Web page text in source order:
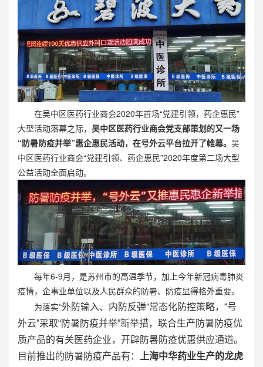
在吴中区医药行业商会2020年首场“党建引领，药企惠民”
大型活动落幕之际， 吴中区医药行业商会党支部策划的又一场
“防暑防疫并举”惠企惠民活动，在号外云平台拉开了帷幕。 吴
中区医药行业商会“党建引领、药企惠民”2020年度第二场大型
公益活动全面启动。
每年6-9月，是苏州市的高温季节，加上今年新冠病毒肺炎
疫情，企事业单位以及人民群众的防暑、防疫显得格外重要。
为落实“外防输入、内防反弹”常态化防控策略，“号
外云”采取“防暑防疫并举”新举措，联合生产防暑防疫优
质产品的有关医药企业，开辟防暑防疫优惠供应通道。
目前推出的防暑防疫产品有： 上海中华药业生产的龙虎